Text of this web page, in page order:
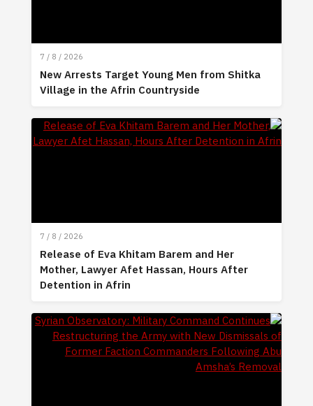
7 / 8 / 2026
New Arrests Target Young Men from Shitka
Village in the Afrin Countryside
7 / 8 / 2026
Release of Eva Khitam Barem and Her
Mother, Lawyer Afet Hassan, Hours After
Detention in Afrin